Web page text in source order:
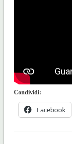
Condividi:
Facebook